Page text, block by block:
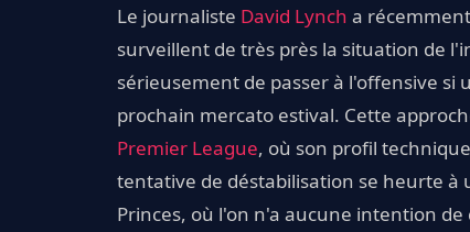
Le journaliste David Lynch a
surveillent de très près la situation de
sérieusement de passer à l'offensive
prochain mercato estival. Cette
Premier League, où son profil
tentative de déstabilisation se heurte à
Princes, où l'on n'a aucune intention